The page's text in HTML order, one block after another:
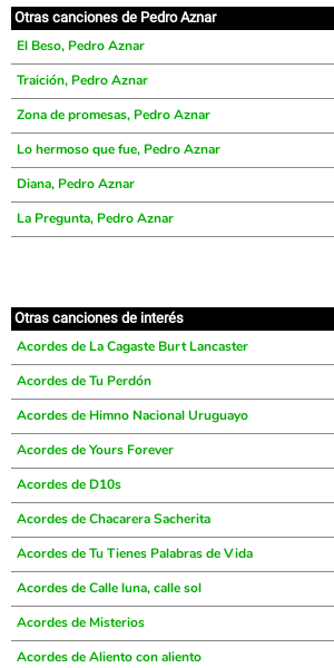
Otras canciones de Pedro Aznar
El Beso, Pedro Aznar
Traición, Pedro Aznar
Zona de promesas, Pedro Aznar
Lo hermoso que fue, Pedro Aznar
Diana, Pedro Aznar
La Pregunta, Pedro Aznar
Otras canciones de interés
Acordes de La Cagaste Burt Lancaster
Acordes de Tu Perdón
Acordes de Himno Nacional Uruguayo
Acordes de Yours Forever
Acordes de D10s
Acordes de Chacarera Sacherita
Acordes de Tu Tienes Palabras de Vida
Acordes de Calle luna, calle sol
Acordes de Misterios
Acordes de Aliento con aliento